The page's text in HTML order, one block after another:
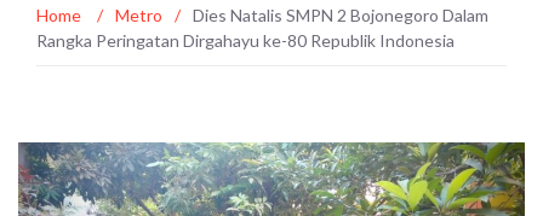
Home / Metro / Dies Natalis SMPN 2 Bojonegoro Dalam
Rangka Peringatan Dirgahayu ke-80 Republik Indonesia